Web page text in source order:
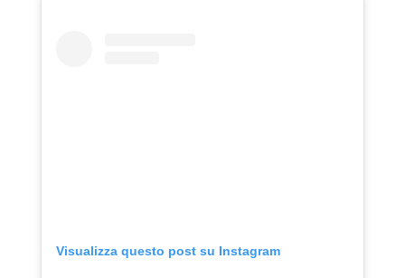
Visualizza questo post su Instagram